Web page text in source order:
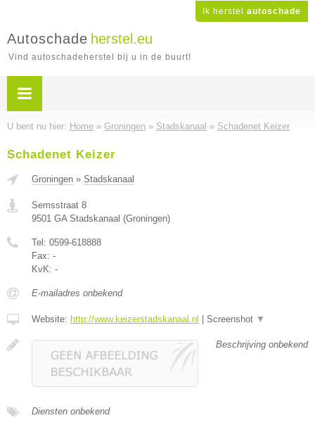
Ik herstel autoschade
Autoschade herstel.eu
Vind autoschadeherstel bij u in de buurt!
U bent nu hier: Home » Groningen » Stadskanaal » Schadenet Keizer
Schadenet Keizer
Groningen » Stadskanaal
Semsstraat 8
9501 GA Stadskanaal (Groningen)
Tel: 0599-618888
Fax: -
KvK: -
E-mailadres onbekend
Website: http://www.keizerstadskanaal.nl Screenshot ▼
Beschrijving onbekend
Diensten onbekend